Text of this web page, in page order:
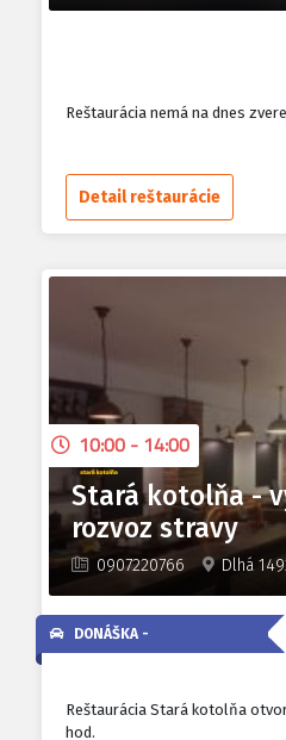
Reštaurácia nemá na dnes
Detail reštaurácie
Stará kotolňa -
rozvoz stravy
0907220766 Dlhá
DONÁŠKA -
10:00 - 14:00
Reštaurácia Stará kotolňa
hod.